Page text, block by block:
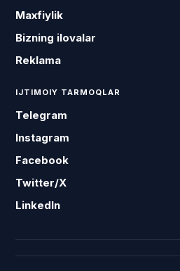
Maxfiylik
Bizning ilovalar
Reklama
IJTIMOIY TARMOQLAR
Telegram
Instagram
Facebook
Twitter/X
LinkedIn